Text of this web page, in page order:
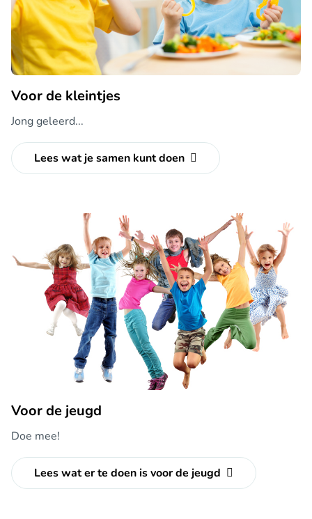
Voor de kleintjes
Jong geleerd...
Lees wat je samen kunt doen
Voor de jeugd
Doe mee!
Lees wat er te doen is voor de jeugd